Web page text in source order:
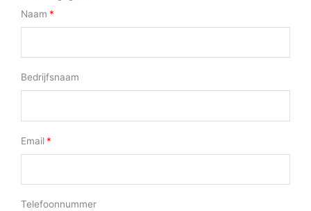
Naam
Bedrijfsnaam
Email
Telefoonnummer